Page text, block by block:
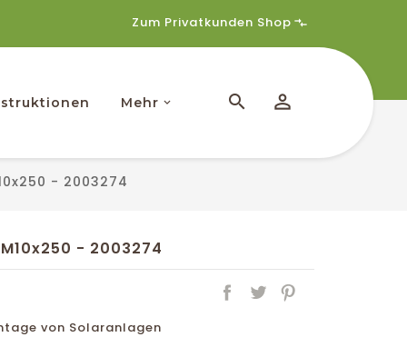
Zum Privatkunden Shop
Mehr
- 2003274
- 2003274
von Solaranlagen